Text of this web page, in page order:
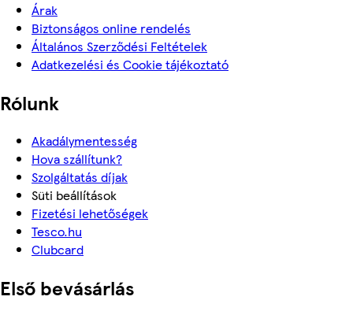
Árak
Biztonságos online rendelés
Általános Szerződési Feltételek
Adatkezelési és Cookie tájékoztató
Rólunk
Akadálymentesség
Hova szállítunk?
Szolgáltatás díjak
Süti beállítások
Fizetési lehetőségek
Tesco.hu
Clubcard
Első bevásárlás